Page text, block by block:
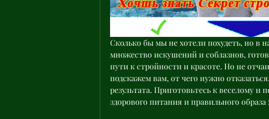
Сколько бы мы не хотели похудеть, но в
множество искушений и соблазнов,
пути к стройности и красоте. Но не
подскажем вам, от чего нужно
результата. Приготовьтесь к веселому
здорового питания и правильного